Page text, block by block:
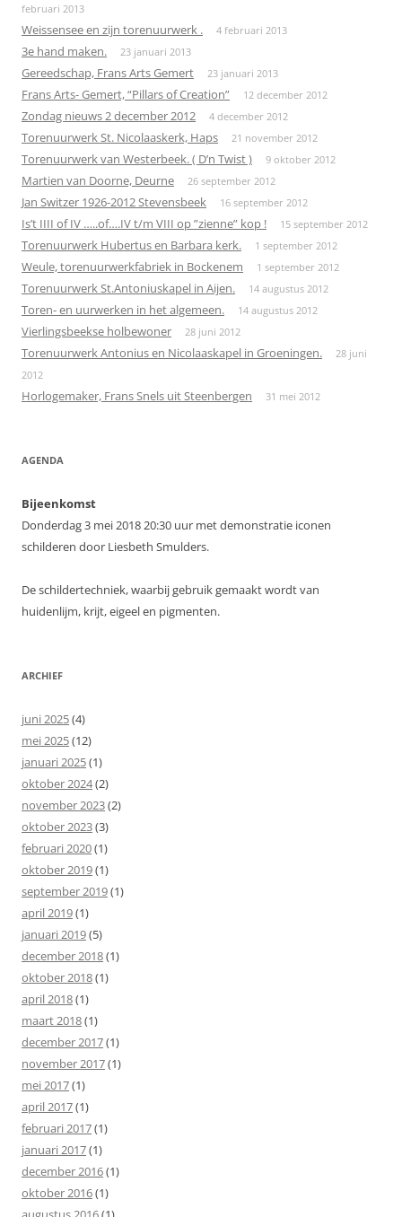
februari 2013
Weissensee en zijn torenuurwerk . 4 februari 2013
3e hand maken. 23 januari 2013
Gereedschap, Frans Arts Gemert 23 januari 2013
Frans Arts- Gemert, “Pillars of Creation” 12 december 2012
Zondag nieuws 2 december 2012 4 december 2012
Torenuurwerk St. Nicolaaskerk, Haps 21 november 2012
Torenuurwerk van Westerbeek. ( D’n Twist ) 9 oktober 2012
Martien van Doorne, Deurne 26 september 2012
Jan Switzer 1926-2012 Stevensbeek 16 september 2012
Is’t IIII of IV …..of….IV t/m VIII op ”zienne” kop ! 15 september 2012
Torenuurwerk Hubertus en Barbara kerk. 1 september 2012
Weule, torenuurwerkfabriek in Bockenem 1 september 2012
Torenuurwerk St.Antoniuskapel in Aijen. 14 augustus 2012
Toren- en uurwerken in het algemeen. 14 augustus 2012
Vierlingsbeekse holbewoner 28 juni 2012
Torenuurwerk Antonius en Nicolaaskapel in Groeningen.
28 juni
2012
Horlogemaker, Frans Snels uit Steenbergen 31 mei 2012
AGENDA
Bijeenkomst
Donderdag 3 mei 2018 20:30 uur met demonstratie iconen
schilderen door Liesbeth Smulders.
De schildertechniek, waarbij gebruik gemaakt wordt van
huidenlijm, krijt, eigeel en pigmenten.
ARCHIEF
juni 2025(4)
mei 2025(12)
januari 2025(1)
oktober 2024(2)
november 2023(2)
oktober 2023(3)
februari 2020(1)
oktober 2019(1)
september 2019(1)
april 2019(1)
januari 2019(5)
december 2018(1)
oktober 2018(1)
april 2018(1)
maart 2018(1)
december 2017(1)
november 2017(1)
mei 2017(1)
april 2017(1)
februari 2017(1)
januari 2017(1)
december 2016(1)
oktober 2016(1)